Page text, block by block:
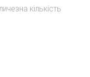
кількість